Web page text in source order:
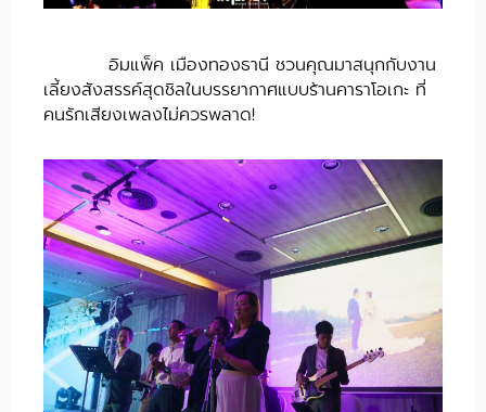
อิมแพ็ค เมืองทองธานี ชวนคุณมาสนุกกับงาน
เลี้ยงสังสรรค์สุดชิลในบรรยากาศแบบร้านคาราโอเกะ ที่
คนรักเสียงเพลงไม่ควรพลาด!